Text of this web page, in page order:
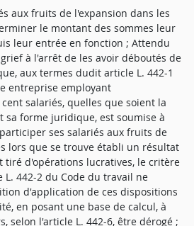
aux fruits de l'expansion dans les
le montant des sommes leur
leur entrée en fonction ; Attendu
à l'arrêt de les avoir déboutés de
aux termes dudit article L. 442-1
entreprise employant
salariés, quelles que soient la
sa forme juridique, est soumise à
ses salariés aux fruits de
lors que se trouve établi un résultat
d'opérations lucratives, le critère
442-2 du Code du travail ne
d'application de ces dispositions
en posant une base de calcul, à
selon l'article L. 442-6, être dérogé ;